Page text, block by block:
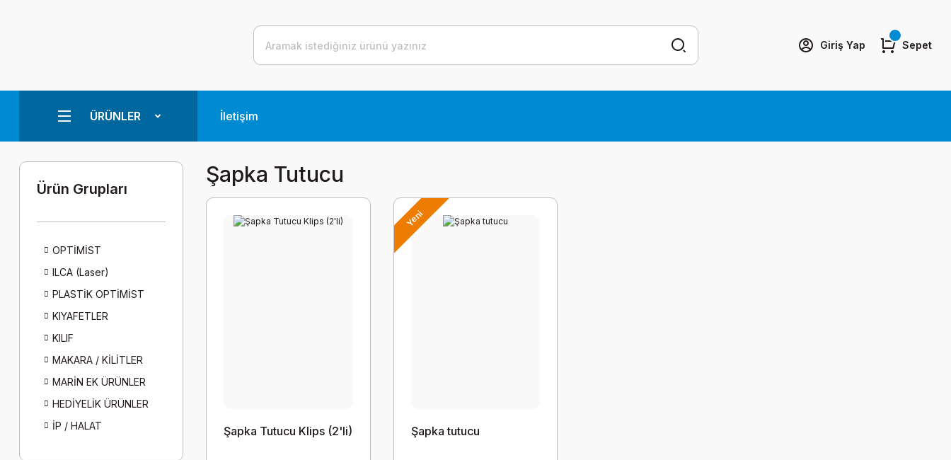
Giriş Yap Sepet
ÜRÜNLER İletişim
Ürün Grupları
OPTİMİST
ILCA (Laser)
PLASTİK OPTİMİST
KIYAFETLER
KILIF
MAKARA / KİLİTLER
MARİN EK ÜRÜNLER
HEDİYELİK ÜRÜNLER
İP / HALAT
Şapka Tutucu
Şapka Tutucu Klips (2'li)
Yeni
Şapka tutucu